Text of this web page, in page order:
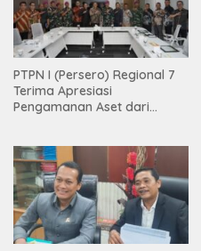
PTPN I (Persero) Regional 7
Terima Apresiasi
Pengamanan Aset dari